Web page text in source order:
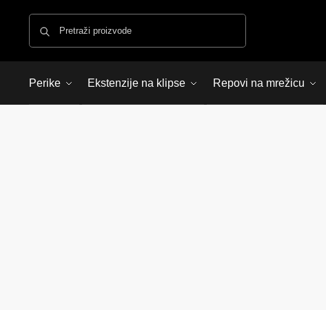
Perike Ekstenzije na klipse Repovi na mrežicu